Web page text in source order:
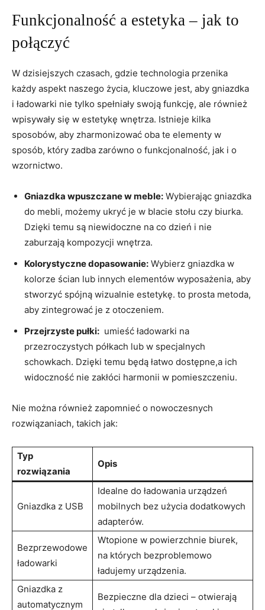
Funkcjonalność⁤ a estetyka – jak to
⁤połączyć
W ⁢dzisiejszych czasach, ‌gdzie technologia przenika
każdy aspekt naszego życia, ⁣kluczowe jest, aby gniazdka‍
i ładowarki nie tylko spełniały swoją​ funkcję, ale ‍również
wpisywały się w estetykę wnętrza. Istnieje kilka
sposobów, aby zharmonizować oba te elementy w
sposób, który⁢ zadba zarówno o ⁣funkcjonalność, jak ‌i o‍
wzornictwo.
Gniazdka wpuszczane w meble: Wybierając ‌gniazdka
do mebli, możemy ukryć je w blacie​ stołu czy biurka.‌
Dzięki ​temu są niewidoczne na co dzień ⁣i nie⁢
zaburzają kompozycji ⁢wnętrza.
Kolorystyczne dopasowanie: Wybierz gniazdka w
kolorze ścian lub innych elementów wyposażenia, aby
stworzyć‍ spójną wizualnie estetykę. to prosta metoda,
aby‌ zintegrować‌ je z otoczeniem.
Przejrzyste pułki: ‌ umieść ładowarki⁣ na
⁣przezroczystych półkach lub w specjalnych
schowkach. Dzięki⁣ temu​ będą łatwo dostępne,a ich
widoczność nie zakłóci harmonii ⁤w pomieszczeniu.
Nie można również zapomnieć o nowoczesnych
rozwiązaniach,⁣ takich jak:
Typ
rozwiązania
Opis
Gniazdka z USB
Idealne do ładowania ​urządzeń
mobilnych ​bez użycia dodatkowych
adapterów.
Bezprzewodowe
​ładowarki
Wtopione w powierzchnie biurek,⁣
na ​których bezproblemowo
ładujemy urządzenia.
Gniazdka ⁤z
automatycznym
Bezpieczne dla dzieci – otwierają⁤